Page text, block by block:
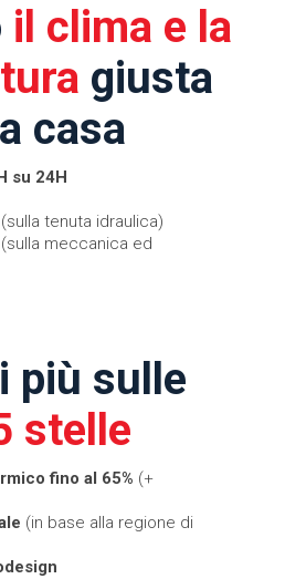
il clima e la
giusta
casa
su 24H
tenuta idraulica)
meccanica ed
più sulle
stelle
fino al 65% (+
(in base alla regione di